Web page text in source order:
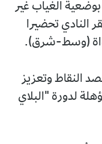
بوضعية الغياب غير
النادي تحضيرا
هواة (وسط-شرق).
النقاط وتعزيز
لدورة "البلاي